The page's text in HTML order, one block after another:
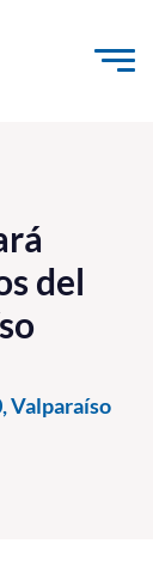
del
Valparaíso